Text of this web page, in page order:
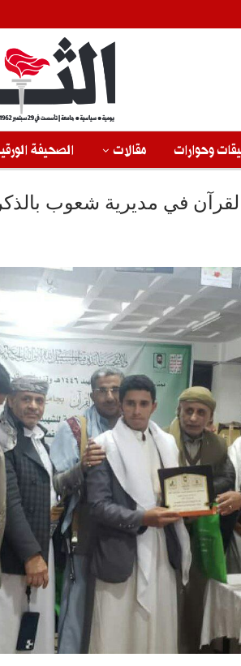
وحوارات مقالات الصحيفة
في مديرية شعوب